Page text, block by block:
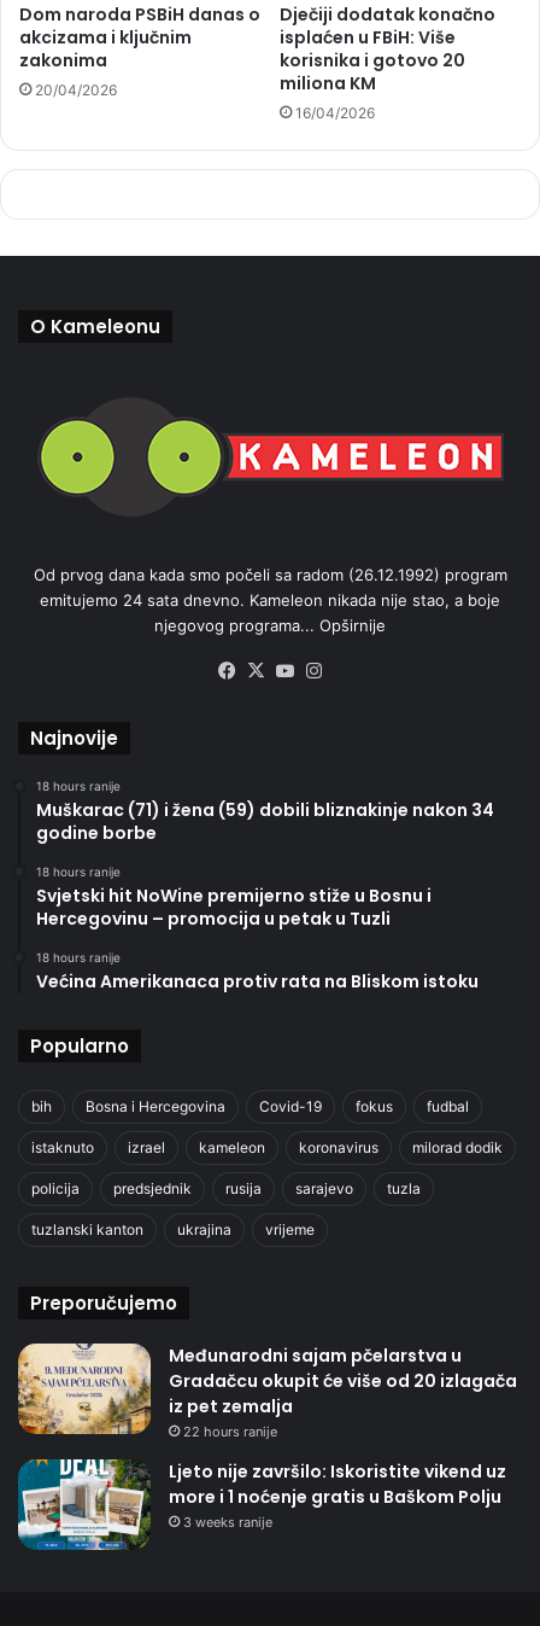
Dom naroda PSBiH danas o
akcizama i ključnim
zakonima
20/04/2026
Dječiji dodatak konačno
isplaćen u FBiH: Više
korisnika i gotovo 20
miliona KM
16/04/2026
O Kameleonu
Od prvog dana kada smo počeli sa radom (26.12.1992) program
emitujemo 24 sata dnevno. Kameleon nikada nije stao, a boje
njegovog programa... Opširnije
Facebook
X YouTube
Najnovije
18 hours ranije
Muškarac (71) i žena (59) dobili bliznakinje nakon 34
godine borbe
18 hours ranije
Svjetski hit NoWine premijerno stiže u Bosnu i
Hercegovinu – promocija u petak u Tuzli
18 hours ranije
Većina Amerikanaca protiv rata na Bliskom istoku
Popularno
bih Bosna i Hercegovina Covid-19 fokus fudbal
istaknuto izrael kameleon koronavirus milorad dodik
policija predsjednik rusija sarajevo tuzla
tuzlanski kanton ukrajina vrijeme
Preporučujemo
Međunarodni sajam pčelarstva u
Gradačcu okupit će više od 20 izlagača
iz pet zemalja
22 hours ranije
Ljeto nije završilo: Iskoristite vikend uz
more i 1 noćenje gratis u Baškom Polju
3 weeks ranije